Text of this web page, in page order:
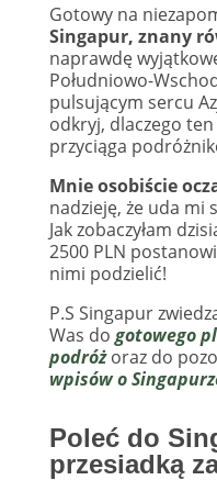
Gotowy na
Singapur, znany
naprawdę
Południowo-
pulsującym sercu
odkryj, dlaczego
przyciąga
Mnie osobiście
nadzieję, że uda mi
Jak zobaczyłam
2500 PLN
nimi podzielić!
P.S Singapur
Was do gotowego
podróż oraz do
wpisów o
Poleć do
przesiadką